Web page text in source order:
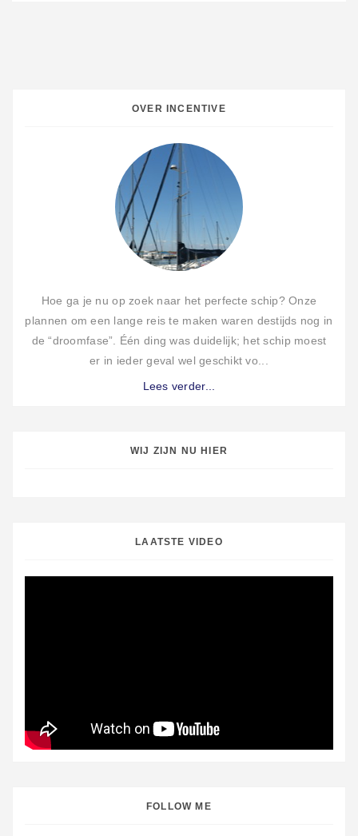
OVER INCENTIVE
Hoe ga je nu op zoek naar het perfecte schip? Onze
plannen om een lange reis te maken waren destijds nog in
de “droomfase”. Één ding was duidelijk; het schip moest
er in ieder geval wel geschikt vo...
Lees verder...
WIJ ZIJN NU HIER
LAATSTE VIDEO
FOLLOW ME